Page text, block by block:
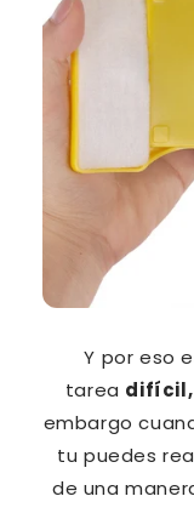
Y por eso
tarea
embargo
tu puedes
de una